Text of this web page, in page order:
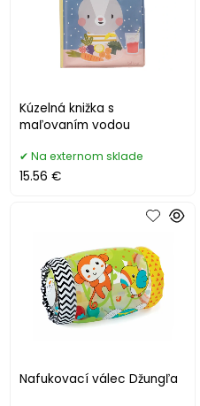
Kúzelná knižka s
maľovaním vodou
Na externom sklade
15.56 €
Nafukovací válec Džungľa